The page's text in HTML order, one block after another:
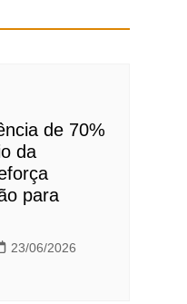
de 70%
da
para
23/06/2026